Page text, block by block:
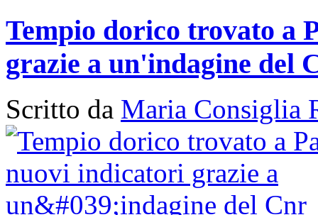
Tempio dorico trovato a
grazie a un'indagine del
Scritto da Maria Consiglia